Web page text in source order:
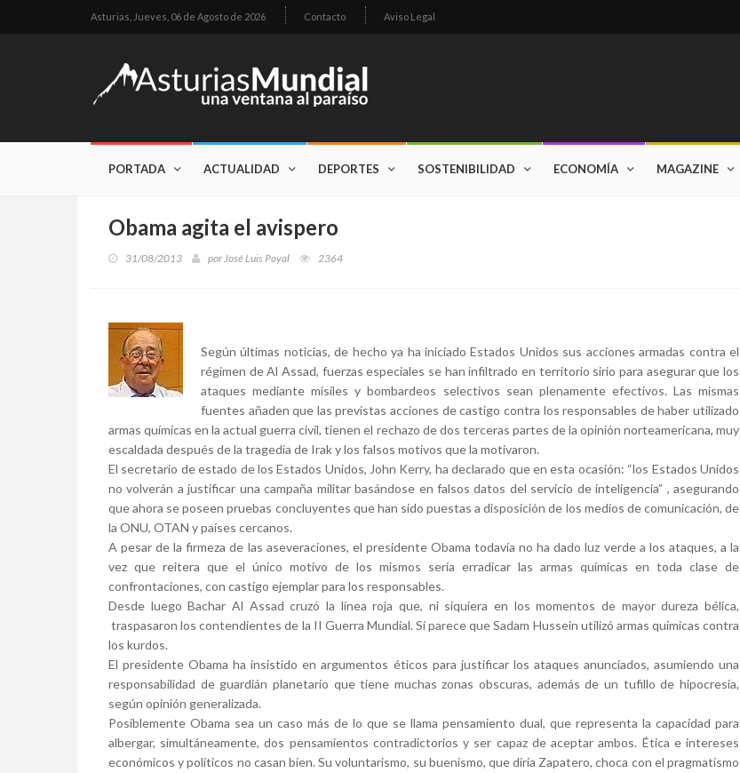
Asturias, Jueves, 06 de Agosto de 2026 Contacto Aviso Legal
PORTADA ACTUALIDAD DEPORTES SOSTENIBILIDAD ECONOMÍA MAGAZINE
Obama agita el avispero
31/08/2013 porJosé Luis Poyal 2364
Según últimas noticias, de hecho ya ha iniciado Estados Unidos sus acciones armadas contra el
régimen de Al Assad, fuerzas especiales se han infiltrado en territorio sirio para asegurar que los
ataques mediante misiles y bombardeos selectivos sean plenamente efectivos. Las mismas
fuentes añaden que las previstas acciones de castigo contra los responsables de haber utilizado
armas químicas en la actual guerra civil, tienen el rechazo de dos terceras partes de la opinión norteamericana, muy
escaldada después de la tragedia de Irak y los falsos motivos que la motivaron.
El secretario de estado de los Estados Unidos, John Kerry, ha declarado que en esta ocasión: “los Estados Unidos
no volverán a justificar una campaña militar basándose en falsos datos del servicio de inteligencia” , asegurando
que ahora se poseen pruebas concluyentes que han sido puestas a disposición de los medios de comunicación, de
la ONU, OTAN y países cercanos.
A pesar de la firmeza de las aseveraciones, el presidente Obama todavía no ha dado luz verde a los ataques, a la
vez que reitera que el único motivo de los mismos sería erradicar las armas químicas en toda clase de
confrontaciones, con castigo ejemplar para los responsables.
Desde luego Bachar Al Assad cruzó la línea roja que, ni siquiera en los momentos de mayor dureza bélica,
traspasaron los contendientes de la II Guerra Mundial. Sí parece que Sadam Hussein utilizó armas químicas contra
los kurdos.
El presidente Obama ha insistido en argumentos éticos para justificar los ataques anunciados, asumiendo una
responsabilidad de guardián planetario que tiene muchas zonas obscuras, además de un tufillo de hipocresía,
según opinión generalizada.
Posiblemente Obama sea un caso más de lo que se llama pensamiento dual, que representa la capacidad para
albergar, simultáneamente, dos pensamientos contradictorios y ser capaz de aceptar ambos. Ética e intereses
económicos y políticos no casan bien. Su voluntarismo, su buenismo, que diría Zapatero, choca con el pragmatismo